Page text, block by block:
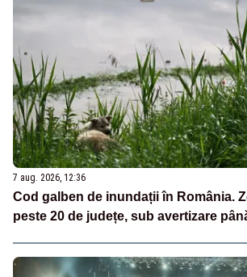
7 aug. 2026, 12:36
Cod galben de inundații în România.
peste 20 de județe, sub avertizare